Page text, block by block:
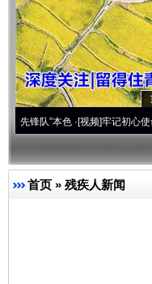
本色·[视频]牢记初心使命 奋进复
首页 » 残疾人新闻